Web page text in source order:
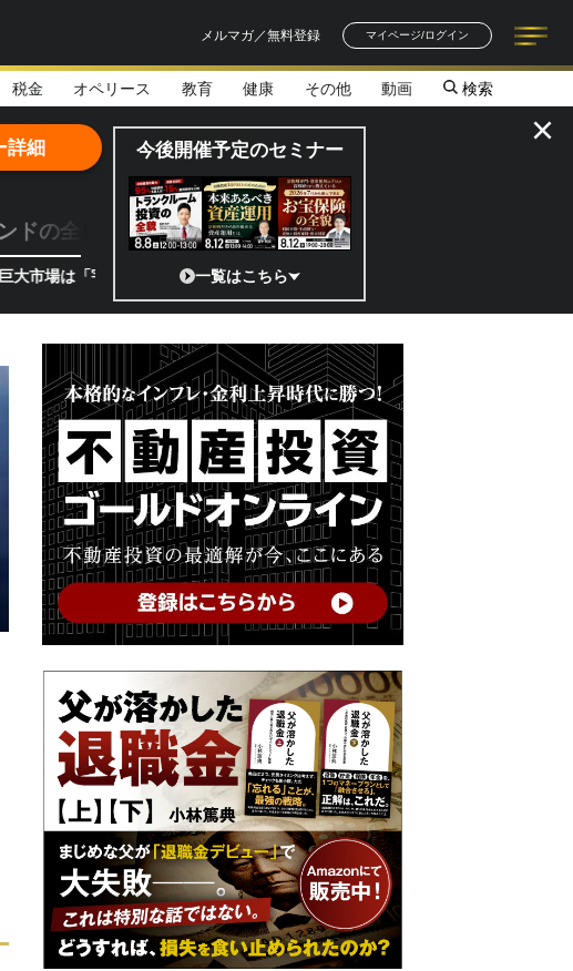
メルマガ／無料登録
マイページ/ログイン
記事一覧
著者一覧
税金 オペリース 教育 健康 その他 動画 検索
ドの全貌
宇宙!?」 日本の宇宙ベンチャーのココがスゴイ！／補助金から実需へ、知られ
詳細 今後開催予定のセミナー
一覧はこちら
×